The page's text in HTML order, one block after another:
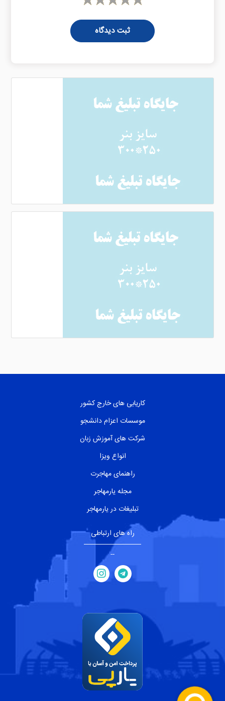
ثبت دیدگاه
کاریابی های خارج کشور
موسسات اعزام دانشجو
شرکت های آموزش زبان
انواع ویزا
راهنمای مهاجرت
مجله یارمهاجر
تبلیغات در یارمهاجر
راه های ارتباطی
--